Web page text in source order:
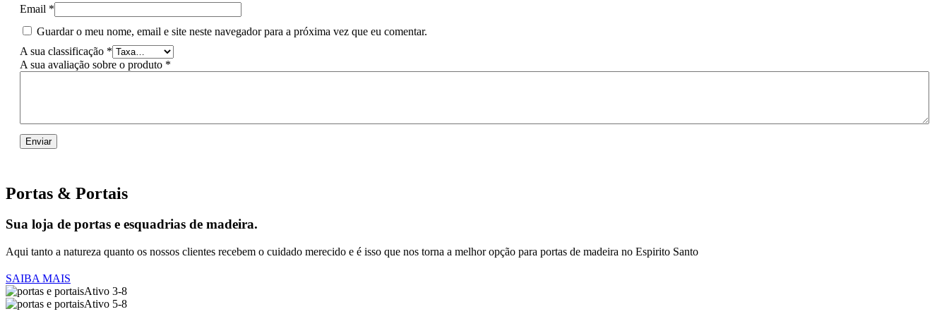
Email *
Guardar o meu nome, email e site neste navegador para a próxima vez que eu comentar.
A sua classificação *
A sua avaliação sobre o produto *
Portas & Portais
Sua loja de portas e esquadrias de madeira.
Aqui tanto a natureza quanto os nossos clientes recebem o cuidado merecido e é isso que nos torna a melhor opção para portas de madeira no Espirito Santo
SAIBA MAIS